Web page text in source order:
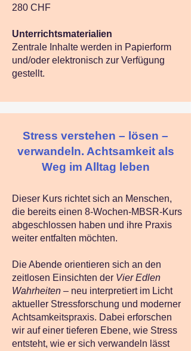
280 CHF
Unterrichtsmaterialien
Zentrale Inhalte werden in Papierform
und/oder elektronisch zur Verfügung
gestellt.
Stress verstehen – lösen –
verwandeln. Achtsamkeit als
Weg im Alltag leben
Dieser Kurs richtet sich an Menschen,
die bereits einen 8‑Wochen‑MBSR‑Kurs
abgeschlossen haben und ihre Praxis
weiter entfalten möchten.
Die Abende orientieren sich an den
zeitlosen Einsichten der Vier Edlen
Wahrheiten – neu interpretiert im Licht
aktueller Stressforschung und moderner
Achtsamkeitspraxis. Dabei erforschen
wir auf einer tieferen Ebene, wie Stress
entsteht, wie er sich verwandeln lässt